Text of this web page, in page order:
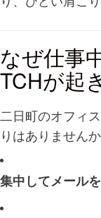
なぜ仕事
TCHが起
二日町のオフィ
りはありません
集中してメール